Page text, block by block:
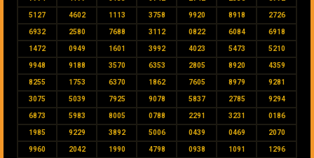
5127 4602 1113 3758 9920 8918 2726
6932 2580 7688 3112 0822 6084 6918
1472 0949 1601 3992 4023 5473 5210
9948 9188 3570 6353 2805 8920 4359
8255 1753 6370 1862 7605 8979 9281
3075 5039 7925 9078 5837 2785 9294
6873 5983 8005 0788 2291 3231 0186
1985 9229 3892 5006 0439 0469 2070
9960 2042 1990 4798 0938 1091 1296